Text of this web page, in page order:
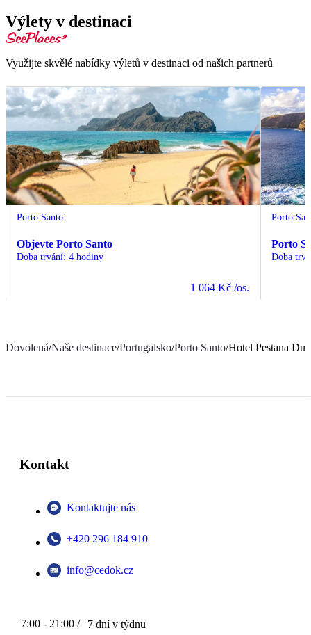
Výlety v destinaci
Využijte skvělé nabídky výletů v destinaci od našich partnerů
Porto Santo
Objevte Porto Santo
Doba trvání: 4 hodiny
1 064 Kč /os.
Porto
Porto
Doba
Dovolená/Naše destinace/Portugalsko/Porto Santo/Hotel Pestana
Kontakt
Kontaktujte nás
+420 296 184 910
info@cedok.cz
7:00 - 21:00 / 7 dní v týdnu